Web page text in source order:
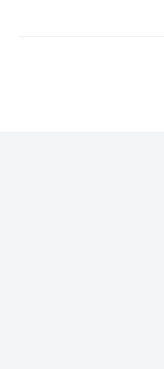
Ürün bilgilerinde hatalar
Bu ürüne benzer farklı